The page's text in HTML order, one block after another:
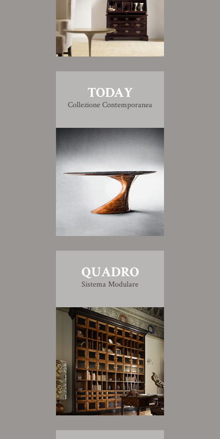
TODAY
Collezione Contemporanea
QUADRO
Sistema Modulare